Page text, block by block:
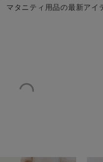
マタニティ用品の最新アイ